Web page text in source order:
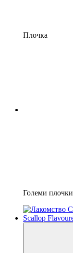
Плочка
Големи плочки